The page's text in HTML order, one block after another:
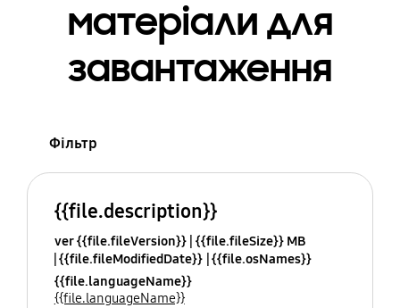
матеріали для
завантаження
Фільтр
{{file.description}}
ver {{file.fileVersion}} {{file.fileSize}} MB
{{file.fileModifiedDate}} {{file.osNames}}
{{file.languageName}}
{{file.languageName}}